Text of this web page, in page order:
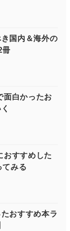
国内＆海外の
冊
面白かったお
おすすめした
てみる
おすすめ本ラ